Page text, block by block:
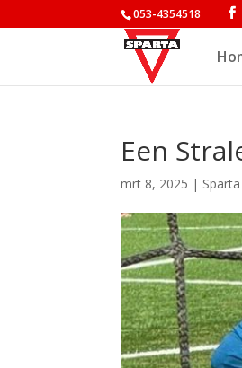
053-4354518
Een
mrt 8, 2025 |